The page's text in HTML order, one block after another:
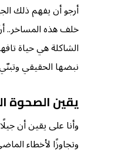
أرجو أن يفهم ذلك
خلف هذه المساخر..
الشاكلة هي حياة
نبضها الحقيقي
يقين الصحوة
وأنا على يقين أن
وتجاوزًا لأخطاء